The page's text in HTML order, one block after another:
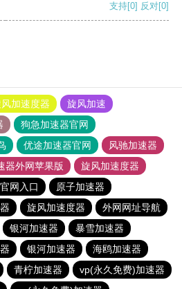
支持[0] 反对[0]
加速度器
旋风加速
狗急加速器官网
优途加速器官网
风驰加速器
器外网苹果版
旋风加速度器
网入口
原子加速器
旋风加速度器
外网网址导航
银河加速器
暴雪加速器
银河加速器
海鸥加速器
青柠加速器
vp(永久免费)加速器